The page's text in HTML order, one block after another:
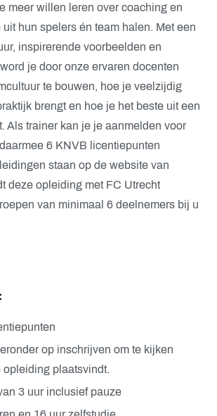
meer willen leren over coaching en
uit hun spelers én team halen. Met een
inspirerende voorbeelden en
je door onze ervaren docenten
te bouwen, hoe je veelzijdig
brengt en hoe je het beste uit een
Als trainer kan je je aanmelden voor
6 KNVB licentiepunten
staan op de website van
deze opleiding met FC Utrecht
van minimaal 6 deelnemers bij u
op inschrijven om te kijken
opleiding plaatsvindt.
3 uur inclusief pauze